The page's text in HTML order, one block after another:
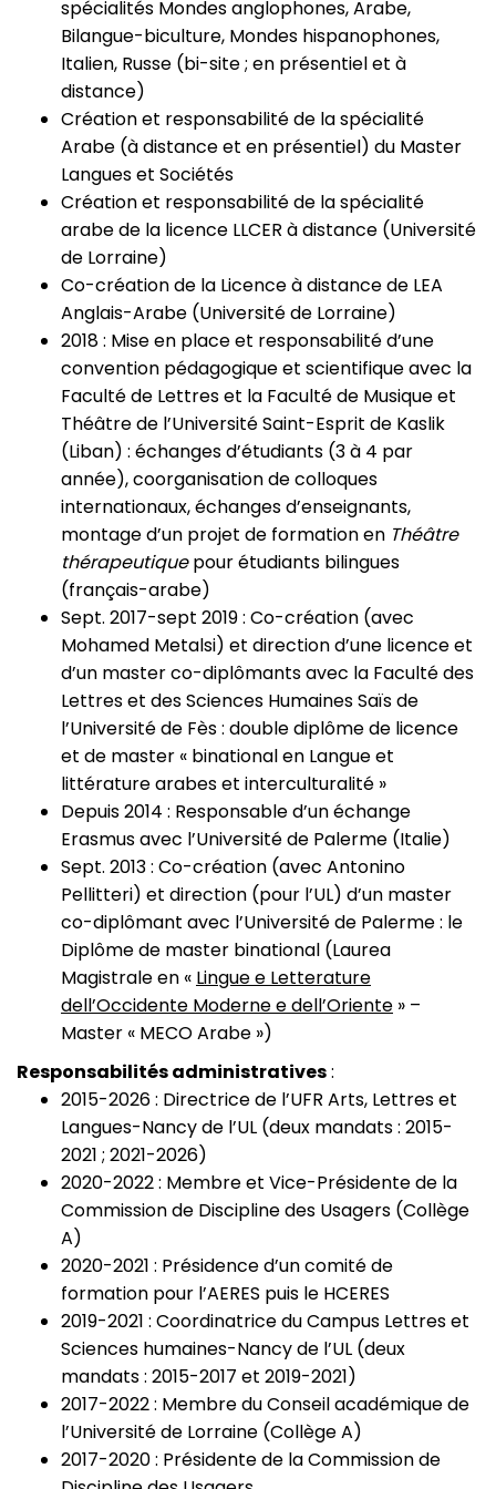
spécialités Mondes anglophones, Arabe,
Bilangue-biculture, Mondes hispanophones,
Italien, Russe (bi-site ; en présentiel et à
distance)
Création et responsabilité de la spécialité
Arabe (à distance et en présentiel) du Master
Langues et Sociétés
Création et responsabilité de la spécialité
arabe de la licence LLCER à distance (Université
de Lorraine)
Co-création de la Licence à distance de LEA
Anglais-Arabe (Université de Lorraine)
2018 : Mise en place et responsabilité d’une
convention pédagogique et scientifique avec la
Faculté de Lettres et la Faculté de Musique et
Théâtre de l’Université Saint-Esprit de Kaslik
(Liban) : échanges d’étudiants (3 à 4 par
année), coorganisation de colloques
internationaux, échanges d’enseignants,
montage d’un projet de formation en Théâtre
thérapeutiquepour étudiants bilingues
(français-arabe)
Sept. 2017-sept 2019 : Co-création (avec
Mohamed Metalsi) et direction d’une licence et
d’un master co-diplômants avec la Faculté des
Lettres et des Sciences Humaines Saïs de
l’Université de Fès : double diplôme de licence
et de master « binational en Langue et
littérature arabes et interculturalité »
Depuis 2014 : Responsable d’un échange
Erasmus avec l’Université de Palerme (Italie)
Sept. 2013 : Co-création (avec Antonino
Pellitteri) et direction (pour l’UL) d’un master
co-diplômant avec l’Université de Palerme : le
Diplôme de master binational (Laurea
Magistrale en « Lingue e Letterature
dell’Occidente Moderne e dell’Oriente » –
Master « MECO Arabe »)
Responsabilités administratives:
2015-2026 : Directrice de l’UFR Arts, Lettres et
Langues-Nancy de l’UL (deux mandats : 2015-
2021 ; 2021-2026)
2020-2022 : Membre et Vice-Présidente de la
Commission de Discipline des Usagers (Collège
A)
2020-2021 : Présidence d’un comité de
formation pour l’AERES puis le HCERES
2019-2021 : Coordinatrice du Campus Lettres et
Sciences humaines-Nancy de l’UL (deux
mandats : 2015-2017 et 2019-2021)
2017-2022 : Membre du Conseil académique de
l’Université de Lorraine (Collège A)
2017-2020 : Présidente de la Commission de